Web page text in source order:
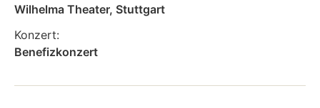
Wilhelma Theater, Stuttgart
Konzert:
Benefizkonzert